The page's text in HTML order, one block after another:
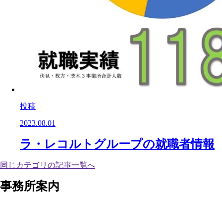
投稿
2023.08.01
ラ・レコルトグループの就職者情報
同じカテゴリの記事⼀覧へ
事務所案内